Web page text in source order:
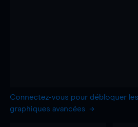
Connectez-vous pour débloquer
graphiques avancées